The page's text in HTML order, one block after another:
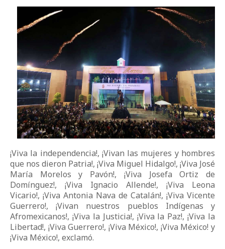
¡Viva la independencia!, ¡Vivan las mujeres y hombres
que nos dieron Patria!, ¡Viva Miguel Hidalgo!, ¡Viva José
María Morelos y Pavón!, ¡Viva Josefa Ortiz de
Domínguez!, ¡Viva Ignacio Allende!, ¡Viva Leona
Vicario!, ¡Viva Antonia Nava de Catalán!, ¡Viva Vicente
Guerrero!, ¡Vivan nuestros pueblos Indígenas y
Afromexicanos!, ¡Viva la Justicia!, ¡Viva la Paz!, ¡Viva la
Libertad!, ¡Viva Guerrero!, ¡Viva México!, ¡Viva México! y
¡Viva México!, exclamó.